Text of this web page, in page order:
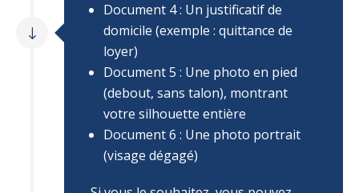
Document 4 : Un justificatif de
domicile (exemple : quittance de
loyer)
Document 5 : Une photo en pied
(debout, sans talon), montrant
votre silhouette entière
Document 6 : Une photo portrait
(visage dégagé)